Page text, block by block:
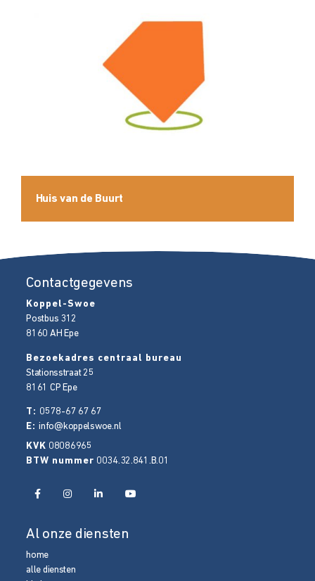
Huis van de Buurt
Contactgegevens
Koppel-Swoe
Postbus 312
8160 AH Epe
Bezoekadres centraal bureau
Stationsstraat 25
8161 CP Epe
T: 0578-67 67 67
E:info@koppelswoe.nl
KVK 08086965
BTW nummer 0034.32.841.B.01
Al onze diensten
home
alle diensten